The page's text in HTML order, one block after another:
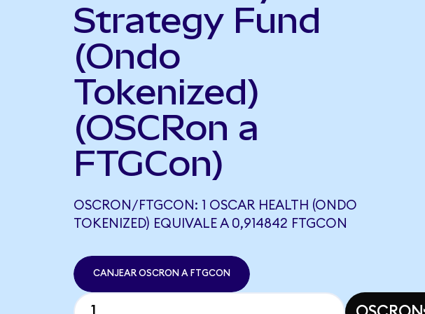
Strategy Fund
(Ondo
Tokenized)
(OSCRon a
FTGCon)
OSCRON/FTGCON: 1 OSCAR HEALTH (ONDO
TOKENIZED) EQUIVALE A 0,914842 FTGCON
CANJEAR OSCRON A FTGCON